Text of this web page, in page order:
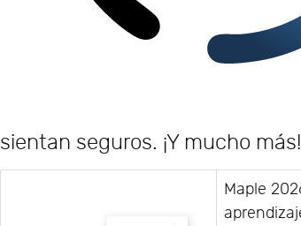
sientan seguros. ¡Y mucho más!
Maple